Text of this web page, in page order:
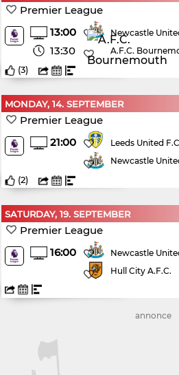
Premier League
13:00
13:30
Newcastle
A.F.C.
(3)
MONDAY, 14. SEPTEMBER
Premier League
21:00
Leeds United
Newcastle
(2)
SATURDAY, 19. SEPTEMBER
Premier League
16:00
Newcastle
Hull City A.F.C.
annonce